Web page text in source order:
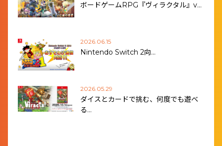
ボードゲームRPG『ヴィラクタル』v…
2026.06.15
Nintendo Switch 2向…
2026.05.29
ダイスとカードで挑む、何度でも遊べ
る…